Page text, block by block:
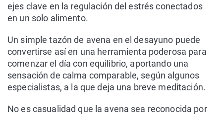
ejes clave en la regulación del estrés conectados
en un solo alimento.
Un simple tazón de avena en el desayuno puede
convertirse así en una herramienta poderosa para
comenzar el día con equilibrio, aportando una
sensación de calma comparable, según algunos
especialistas, a la que deja una breve meditación.
No es casualidad que la avena sea reconocida por